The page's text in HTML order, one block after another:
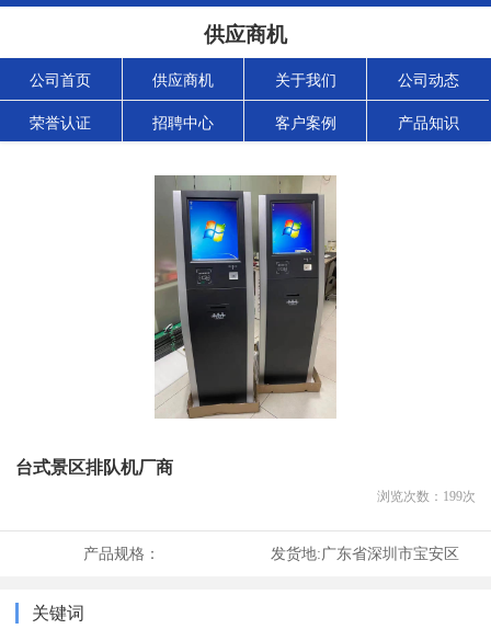
供应商机
公司首页 供应商机 关于我们 公司动态
荣誉认证 招聘中心 客户案例 产品知识
台式景区排队机厂商
浏览次数： 199次
产品规格： 发货地:广东省深圳市宝安区
关键词